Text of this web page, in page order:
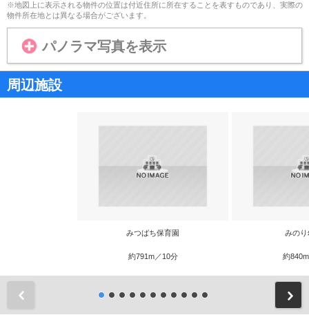
※地図上に表示される物件の位置は付近住所に所在することを表すものであり、実際の
物件所在地とは異なる場合がございます。
パノラマ写真を表示
周辺施設
みつばち保育園
約791m／10分
みのり
約